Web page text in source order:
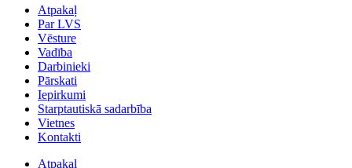
Atpakaļ
Par LVS
Vēsture
Vadība
Darbinieki
Pārskati
Iepirkumi
Starptautiskā sadarbība
Vietnes
Kontakti
Atpakaļ